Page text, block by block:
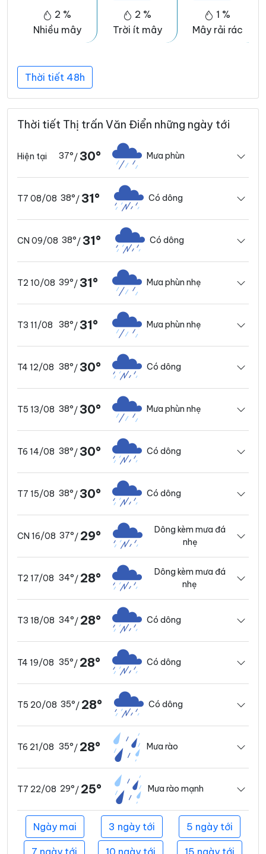
2 %
Nhiều mây
2 %
Trời ít mây
1 %
Mây rải rác
Thời tiết 48h
Thời tiết Thị trấn Văn Điển những ngày tới
Hiện tại 37°/30° Mưa phùn
T7 08/08 38°/31° Có dông
CN 09/08 38°/31° Có dông
T2 10/08 39°/31° Mưa phùn nhẹ
T3 11/08 38°/31° Mưa phùn nhẹ
T4 12/08 38°/30° Có dông
T5 13/08 38°/30° Mưa phùn nhẹ
T6 14/08 38°/30° Có dông
T7 15/08 38°/30° Có dông
CN 16/08 37°/ 29°
Dông kèm mưa đá
nhẹ
T2 17/08 34°/ 28°
Dông kèm mưa đá
nhẹ
T3 18/08 34°/ 28° Có dông
T4 19/08 35°/ 28° Có dông
T5 20/08 35°/ 28° Có dông
T6 21/08 35°/ 28° Mưa rào
T7 22/08 29°/ 25° Mưa rào mạnh
Ngày mai 3 ngày tới 5 ngày tới
7 ngày tới 10 ngày tới 15 ngày tới